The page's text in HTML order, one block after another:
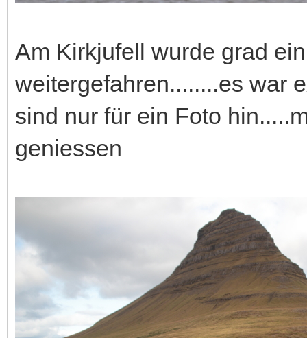
Am Kirkjufell wurde grad
weitergefahren........es war
sind nur für ein Foto
geniessen